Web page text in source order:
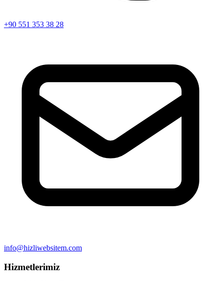
+90 551 353 38 28
info@hizliwebsitem.com
Hizmetlerimiz